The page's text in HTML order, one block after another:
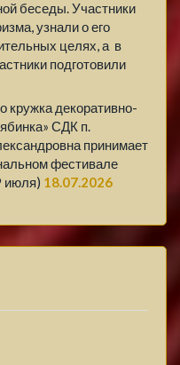
беседы. Участники
узнали о его
целях, а в
подготовили
кружка декоративно-
СДК п.
принимает
фестивале
июля) 18.07.2026